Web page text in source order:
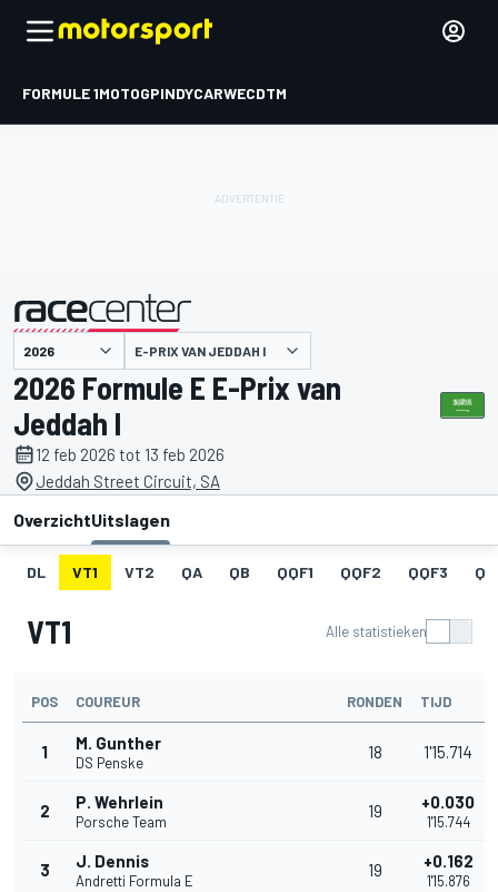
FORMULE 1MOTOGPINDYCARWECDTM
gepresenteerd door E-PRIX VAN JEDDAH I
2026 Formule E E-Prix van
Jeddah I
12 feb 2026 tot 13 feb 2026
Jeddah Street Circuit, SA
OverzichtUitslagen
DL VT1 VT2 QA QB QQF1 QQF2 QQF3
VT1 Alle statistieken
POS COUREUR RONDEN TIJD
1 M. Gunther
DS Penske
18 1'15.714
2 P. Wehrlein
Porsche Team
19 +0.030
1'15.744
3 J. Dennis
Andretti Formula E
19 +0.162
1'15.876